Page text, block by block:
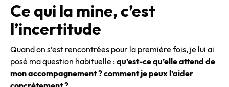
Ce qui la mine, c’est
l’incertitude
Quand on s’est rencontrées pour la première fois, je lui ai
posé ma question habituelle :qu’est-ce qu’elle attend de
mon accompagnement ? comment je peux l’aider